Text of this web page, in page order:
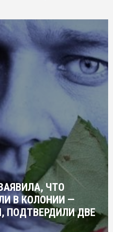
ЧТО
В КОЛОНИИ —
ПОДТВЕРДИЛИ ДВЕ